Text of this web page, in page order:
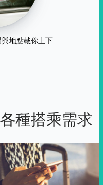
地點載你上下
種搭乘需求